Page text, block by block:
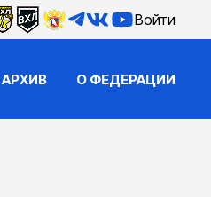
Войти
АРХИВ О ФЕДЕРАЦИИ